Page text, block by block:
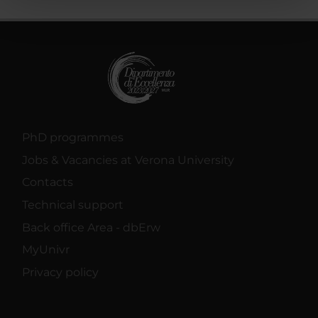
PhD programmes
Jobs & Vacancies at Verona University
Contacts
Technical support
Back office Area - dbErw
MyUnivr
Privacy policy